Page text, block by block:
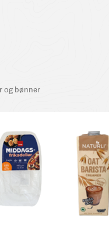
og bønner